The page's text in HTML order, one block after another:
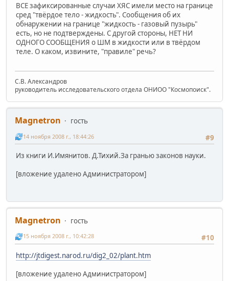
ВСЕ зафиксированные случаи ХЯС имели место на границе
сред "твёрдое тело - жидкость". Сообщения об их
обнаружении на границе "жидкость - газовый пузырь"
есть, но не подтверждены. С другой стороны, НЕТ НИ
ОДНОГО СООБЩЕНИЯ о ШМ в жидкости или в твёрдом
теле. О каком, извините, "правиле" речь?
С.В. Александров
руководитель исследовательского отдела ОНИОО "Космопоиск".
Magnetron
гость
#9
14 ноября 2008 г., 18:44:26
Из книги И.Имянитов. Д.Тихий.За гранью законов науки.
[вложение удалено Администратором]
Magnetron
гость
#10
15 ноября 2008 г., 10:42:28
http://jtdigest.narod.ru/dig2_02/plant.htm
[вложение удалено Администратором]